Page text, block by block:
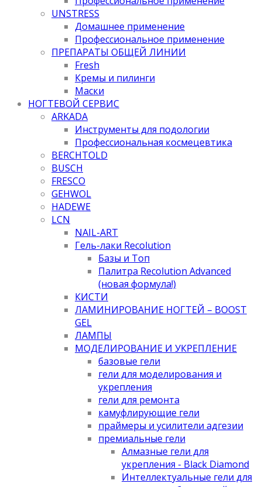
UNSTRESS
Домашнее применение
Профессиональное применение
ПРЕПАРАТЫ ОБЩЕЙ ЛИНИИ
Fresh
Кремы и пилинги
Маски
НОГТЕВОЙ СЕРВИС
ARKADA
Инструменты для подологии
Профессиональная космецевтика
BERCHTOLD
BUSCH
FRESCO
GEHWOL
HADEWE
LCN
NAIL-ART
Гель-лаки Recolution
Базы и Топ
Палитра Recolution Advanced
(новая формула!)
КИСТИ
ЛАМИНИРОВАНИЕ НОГТЕЙ – BOOST
GEL
ЛАМПЫ
МОДЕЛИРОВАНИЕ И УКРЕПЛЕНИЕ
базовые гели
гели для моделирования и
укрепления
гели для ремонта
камуфлирующие гели
праймеры и усилители адгезии
премиальные гели
Алмазные гели для
укрепления - Black Diamond
Интеллектуальные гели для